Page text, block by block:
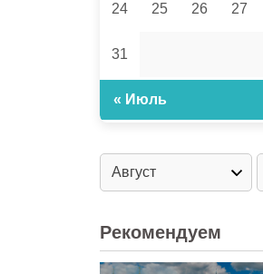
24 25 26 27
31
« Июль
Рекомендуем